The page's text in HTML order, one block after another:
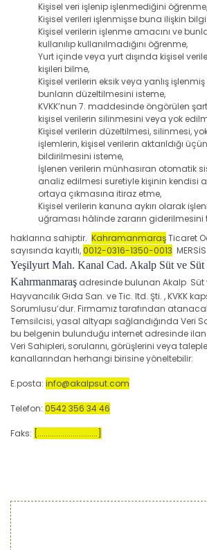
Kişisel veri işlenip işlenmediğini öğrenme,
Kişisel verileri işlenmişse buna ilişkin
Kişisel verilerin işlenme amacını ve
kullanılıp kullanılmadığını öğrenme,
Yurt içinde veya yurt dışında kişisel
kişileri bilme,
Kişisel verilerin eksik veya yanlış
bunların düzeltilmesini isteme,
KVKK’nun 7. maddesinde öngörülen
kişisel verilerin silinmesini veya yok
Kişisel verilerin düzeltilmesi, silinmesi,
işlemlerin, kişisel verilerin aktarıldığı
bildirilmesini isteme,
İşlenen verilerin münhasıran otomatik
analiz edilmesi suretiyle kişinin kendisi
ortaya çıkmasına itiraz etme,
Kişisel verilerin kanuna aykırı olarak
uğraması hâlinde zararın giderilmesini
haklarına sahiptir. KahramanmaraşTicaret
sayısında kayıtlı, 0012-0316-1350-0013
Yeşilyurt Mah. Kanal Cad. Akalp Süt ve
Kahrmanmaraş adresinde bulunan Akalp Süt
Hayvancılık Gıda San. ve Tic. ltd. Şti. , KVKK
Sorumlusu’dur. Firmamız tarafından
Temsilcisi, yasal altyapı sağlandığında Veri
bu belgenin bulunduğu internet adresinde
Veri Sahipleri, sorularını, görüşlerini veya
kanallarından herhangi birisine yöneltebilir:
E.posta: info@akalpsut.com
Telefon: 0542 356 34 46
Faks: [.............................]